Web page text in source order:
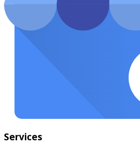
Services